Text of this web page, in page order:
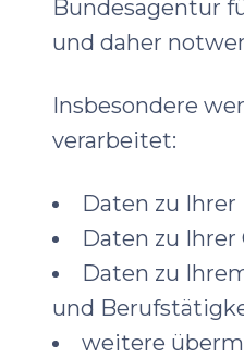
Bundesagentur
und daher
Insbesondere
verarbeitet:
Daten zu Ihrer
Daten zu Ihrer
Daten zu
und
weitere